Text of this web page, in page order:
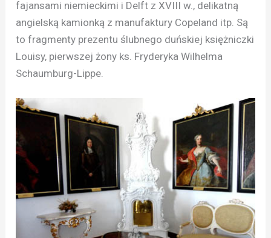
fajansami niemieckimi i Delft z XVIII w., delikatną
angielską kamionką z manufaktury Copeland itp. Są
to fragmenty prezentu ślubnego duńskiej księżniczki
Louisy, pierwszej żony ks. Fryderyka Wilhelma
Schaumburg-Lippe.